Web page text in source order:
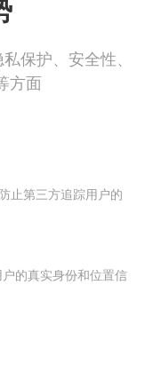
保护、安全性、
方面
止第三方追踪用户的
的真实身份和位置信